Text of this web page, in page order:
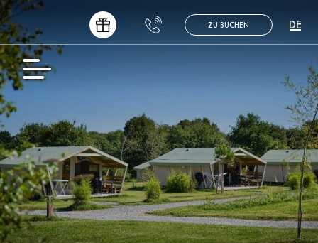
ZU BUCHEN
EN
NL
DE
ES